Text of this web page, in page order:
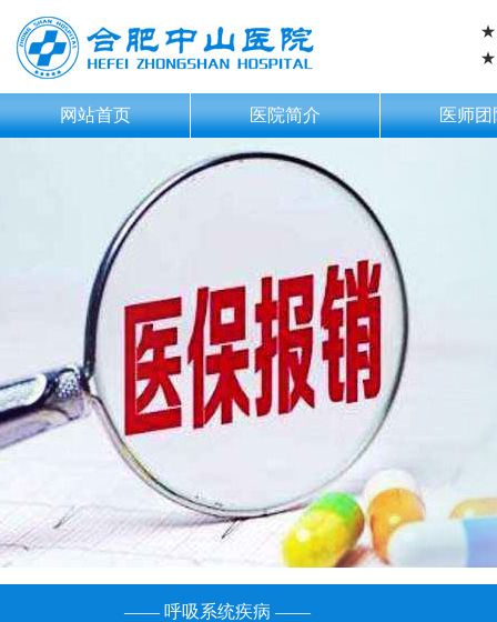
★
★
网站首页 医院简介 医师团
—— 呼吸系统疾病 ——